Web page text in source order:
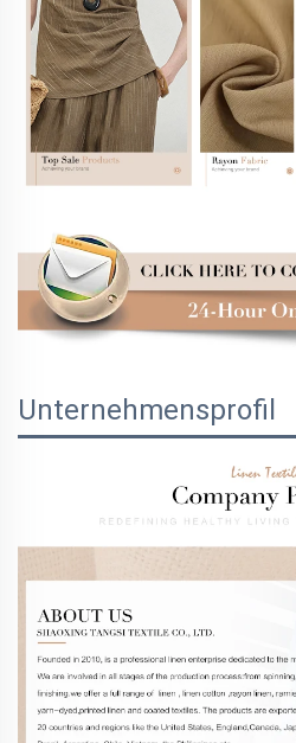
Unternehmensprofil